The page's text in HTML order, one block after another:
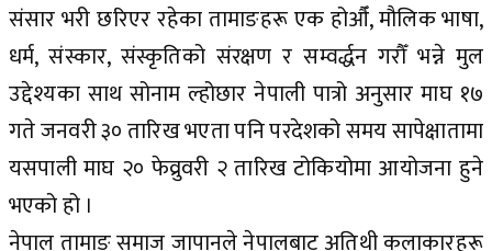
संसार भरी छरिएर रहेका तामाङहरू एक होऔँ, मौलिक भाषा,
धर्म, संस्कार, संस्कृतिको संरक्षण र सम्वर्द्धन गरौँ भन्ने मुल
उद्देश्यका साथ सोनाम ल्होछार नेपाली पात्रो अनुसार माघ १७
गते जनवरी ३० तारिख भएता पनि परदेशको समय सापेक्षातामा
यसपाली माघ २० फेव्रुवरी २ तारिख टोकियोमा आयोजना हुने
भएको हो ।
नेपाल तामाङ समाज जापानले नेपालबाट अतिथी कलाकारहरू